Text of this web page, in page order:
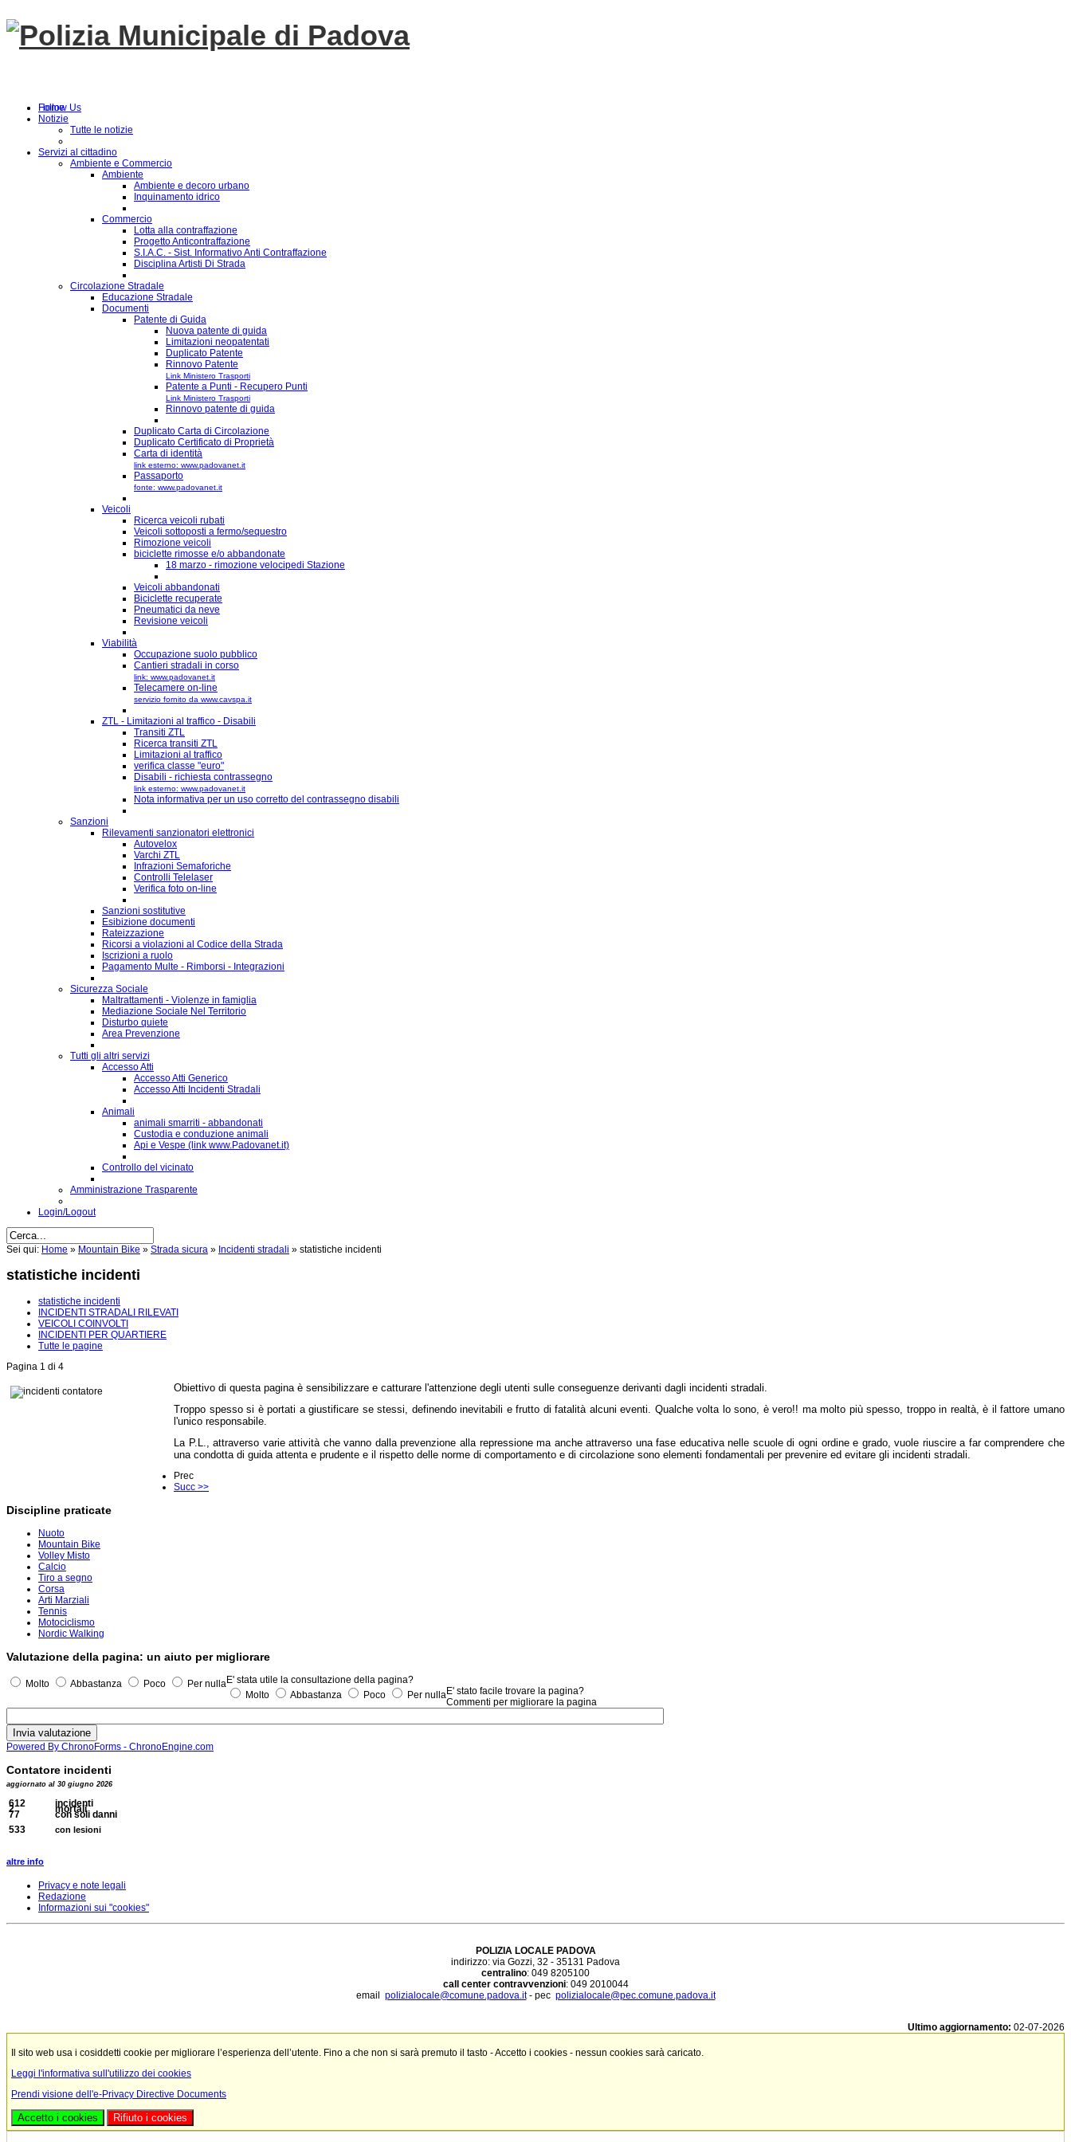
Follow Us
Home
Notizie
Tutte le notizie
Servizi al cittadino
Ambiente e Commercio
Ambiente
Ambiente e decoro urbano
Inquinamento idrico
Commercio
Lotta alla contraffazione
Progetto Anticontraffazione
S.I.A.C. - Sist. Informativo Anti Contraffazione
Disciplina Artisti Di Strada
Circolazione Stradale
Educazione Stradale
Documenti
Patente di Guida
Nuova patente di guida
Limitazioni neopatentati
Duplicato Patente
Rinnovo Patente
Link Ministero Trasporti
Patente a Punti - Recupero Punti
Link Ministero Trasporti
Rinnovo patente di guida
Duplicato Carta di Circolazione
Duplicato Certificato di Proprietà
Carta di identità
link esterno: www.padovanet.it
Passaporto
fonte: www.padovanet.it
Veicoli
Ricerca veicoli rubati
Veicoli sottoposti a fermo/sequestro
Rimozione veicoli
biciclette rimosse e/o abbandonate
18 marzo - rimozione velocipedi Stazione
Veicoli abbandonati
Biciclette recuperate
Pneumatici da neve
Revisione veicoli
Viabilità
Occupazione suolo pubblico
Cantieri stradali in corso
link: www.padovanet.it
Telecamere on-line
servizio fornito da www.cavspa.it
ZTL - Limitazioni al traffico - Disabili
Transiti ZTL
Ricerca transiti ZTL
Limitazioni al traffico
verifica classe "euro"
Disabili - richiesta contrassegno
link esterno: www.padovanet.it
Nota informativa per un uso corretto del contrassegno disabili
Sanzioni
Rilevamenti sanzionatori elettronici
Autovelox
Varchi ZTL
Infrazioni Semaforiche
Controlli Telelaser
Verifica foto on-line
Sanzioni sostitutive
Esibizione documenti
Rateizzazione
Ricorsi a violazioni al Codice della Strada
Iscrizioni a ruolo
Pagamento Multe - Rimborsi - Integrazioni
Sicurezza Sociale
Maltrattamenti - Violenze in famiglia
Mediazione Sociale Nel Territorio
Disturbo quiete
Area Prevenzione
Tutti gli altri servizi
Accesso Atti
Accesso Atti Generico
Accesso Atti Incidenti Stradali
Animali
animali smarriti - abbandonati
Custodia e conduzione animali
Api e Vespe (link www.Padovanet.it)
Controllo del vicinato
Amministrazione Trasparente
Login/Logout
Sei qui: Home » Mountain Bike » Strada sicura » Incidenti stradali » statistiche incidenti
statistiche incidenti
statistiche incidenti
INCIDENTI STRADALI RILEVATI
VEICOLI COINVOLTI
INCIDENTI PER QUARTIERE
Tutte le pagine
Pagina 1 di 4
Obiettivo di questa pagina è sensibilizzare e catturare l'attenzione degli utenti sulle conseguenze derivanti dagli incidenti stradali.
Troppo spesso si è portati a giustificare se stessi, definendo inevitabili e frutto di fatalità alcuni eventi. Qualche volta lo sono, è vero!! ma molto più spesso, troppo in realtà, è il fattore umano
l'unico responsabile.
La P.L., attraverso varie attività che vanno dalla prevenzione alla repressione ma anche attraverso una fase educativa nelle scuole di ogni ordine e grado, vuole riuscire a far comprendere che
una condotta di guida attenta e prudente e il rispetto delle norme di comportamento e di circolazione sono elementi fondamentali per prevenire ed evitare gli incidenti stradali.
Prec
Succ >>
Discipline praticate
Nuoto
Mountain Bike
Volley Misto
Calcio
Tiro a segno
Corsa
Arti Marziali
Tennis
Motociclismo
Nordic Walking
Valutazione della pagina: un aiuto per migliorare
E' stata utile la consultazione della pagina?
Molto Abbastanza Poco Per nulla
E' stato facile trovare la pagina?
Molto Abbastanza Poco Per nulla
Commenti per migliorare la pagina
Powered By ChronoForms - ChronoEngine.com
Contatore incidenti
aggiornato al 30 giugno 2026
612 incidenti
2 mortali
77
con soli danni
533
con lesioni
altre info
Privacy e note legali
Redazione
Informazioni sui "cookies"
POLIZIA LOCALE PADOVA
indirizzo: via Gozzi, 32 - 35131 Padova
centralino: 049 8205100
call center contravvenzioni: 049 2010044
email polizialocale@comune.padova.it- pec polizialocale@pec.comune.padova.it
Ultimo aggiornamento: 02-07-2026
Il sito web usa i cosiddetti cookie per migliorare l’esperienza dell’utente. Fino a che non si sarà premuto il tasto - Accetto i cookies - nessun cookies sarà caricato.
Leggi l'informativa sull'utilizzo dei cookies
Prendi visione dell'e-Privacy Directive Documents
Accetto i cookies Rifiuto i cookies